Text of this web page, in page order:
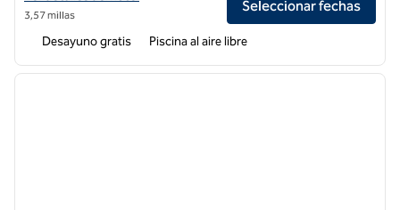
3,57 millas
Seleccionar fechas
Desayuno gratis Piscina al aire libre
1 de 12